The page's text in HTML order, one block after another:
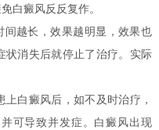
白癜风反反复作。
越长，效果越明显，效果也
状消失后就停止了治疗。实际
上白癜风后，如不及时治疗，
可导致并发症。白癜风出现